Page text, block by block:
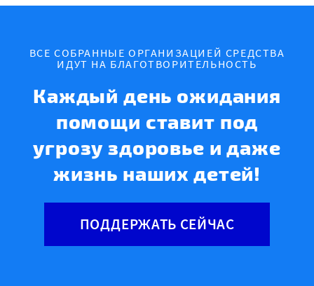
ВСЕ СОБРАННЫЕ ОРГАНИЗАЦИЕЙ СРЕДСТВА
ИДУТ НА БЛАГОТВОРИТЕЛЬНОСТЬ
Каждый день ожидания
помощи ставит под
угрозу здоровье и даже
жизнь наших детей!
ПОДДЕРЖАТЬ СЕЙЧАС